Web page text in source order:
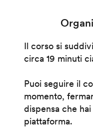
Il corso si
circa 19 minuti
Puoi seguire il
momento,
dispensa che
piattaforma.